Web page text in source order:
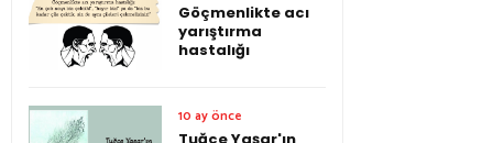
Göçmenlikte acı
yarıştırma
hastalığı
10 ay önce